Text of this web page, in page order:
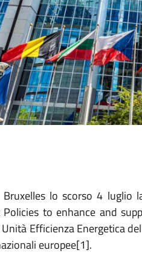
lo scorso 4 luglio
to enhance and
Efficienza Energetica
europee[1].